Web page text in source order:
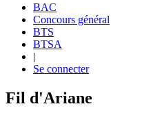
BAC
Concours général
BTS
BTSA
|
Se connecter
Fil d'Ariane